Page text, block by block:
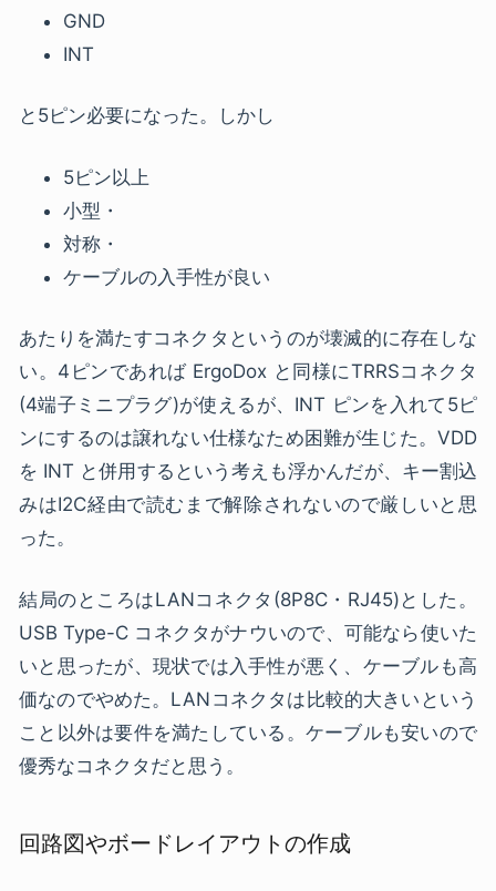
GND
INT
と5ピン必要になった。しかし
5ピン以上
小型・
対称・
ケーブルの入手性が良い
あたりを満たすコネクタというのが壊滅的に存在しな
い。4ピンであれば ErgoDox と同様にTRRSコネクタ
(4端子ミニプラグ)が使えるが、INT ピンを入れて5ピ
ンにするのは譲れない仕様なため困難が生じた。VDD
を INT と併用するという考えも浮かんだが、キー割込
みはI2C経由で読むまで解除されないので厳しいと思
った。
結局のところはLANコネクタ(8P8C・RJ45)とした。
USB Type-C コネクタがナウいので、可能なら使いた
いと思ったが、現状では入手性が悪く、ケーブルも高
価なのでやめた。LANコネクタは比較的大きいという
こと以外は要件を満たしている。ケーブルも安いので
優秀なコネクタだと思う。
回路図やボードレイアウトの作成